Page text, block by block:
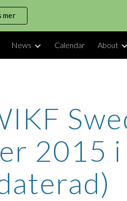
to navigation
mer
News Calendar About
2015 i